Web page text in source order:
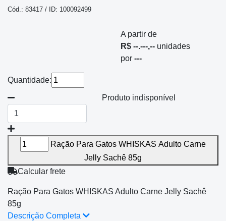
Cód.: 83417 / ID: 100092499
A partir de
R$ --.---,-- unidades
por ---
Quantidade:
Produto indisponível
Ração Para Gatos WHISKAS Adulto Carne
Jelly Sachê 85g
Calcular frete
Ração Para Gatos WHISKAS Adulto Carne Jelly Sachê
85g
Descrição Completa